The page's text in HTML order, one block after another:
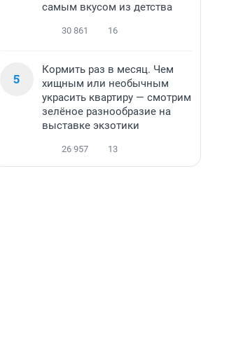
самым вкусом из детства
30 861 16
5
Кормить раз в месяц. Чем
хищным или необычным
украсить квартиру — смотрим
зелёное разнообразие на
выставке экзотики
26 957 13